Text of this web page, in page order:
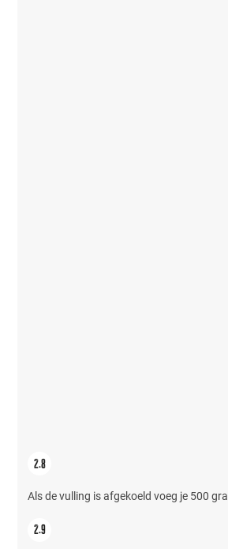
Als de vulling is afgekoeld voeg je 500